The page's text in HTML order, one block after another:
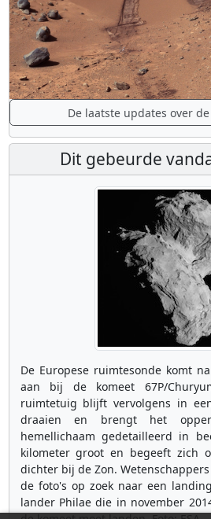
De laatste updates over
Dit gebeurde
De Europese ruimtesonde komt
aan bij de komeet 67P/
ruimtetuig blijft vervolgens in
draaien en brengt het
hemellichaam gedetailleerd in
kilometer groot en begeeft zich
dichter bij de Zon.
de foto's op zoek naar een
lander Philae die in november